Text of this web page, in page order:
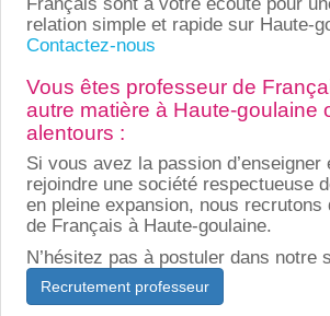
relation simple et rapide sur Haute-
Contactez-nous
Vous êtes professeur de
autre matière à Haute-goulaine
alentours :
Si vous avez la passion d’enseigner
rejoindre une société respectueuse
en pleine expansion, nous recrutons
de Français à Haute-goulaine.
N’hésitez pas à postuler dans notre
Recrutement professeur